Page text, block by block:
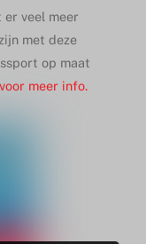
veel meer
met deze
op maat
meer info.